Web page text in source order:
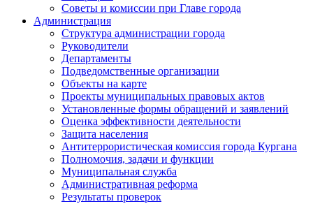
Советы и комиссии при Главе города
Администрация
Структура администрации города
Руководители
Департаменты
Подведомственные организации
Объекты на карте
Проекты муниципальных правовых актов
Установленные формы обращений и заявлений
Оценка эффективности деятельности
Защита населения
Антитеррористическая комиссия города Кургана
Полномочия, задачи и функции
Муниципальная служба
Административная реформа
Результаты проверок